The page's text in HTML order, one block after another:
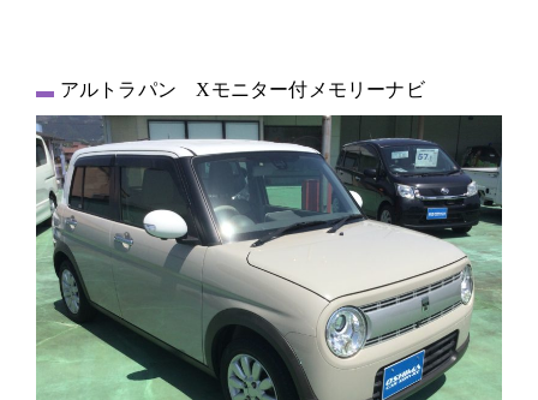
アルトラパン Xモニター付メモリーナビ